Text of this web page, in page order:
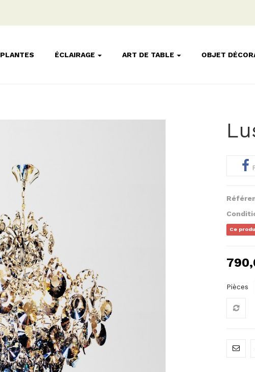
PLANTES ÉCLAIRAGE ART DE TABLE OBJET
Ce
Pièces